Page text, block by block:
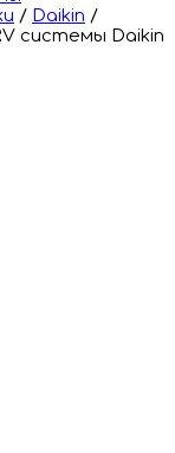
/ Daikin /
системы Daikin